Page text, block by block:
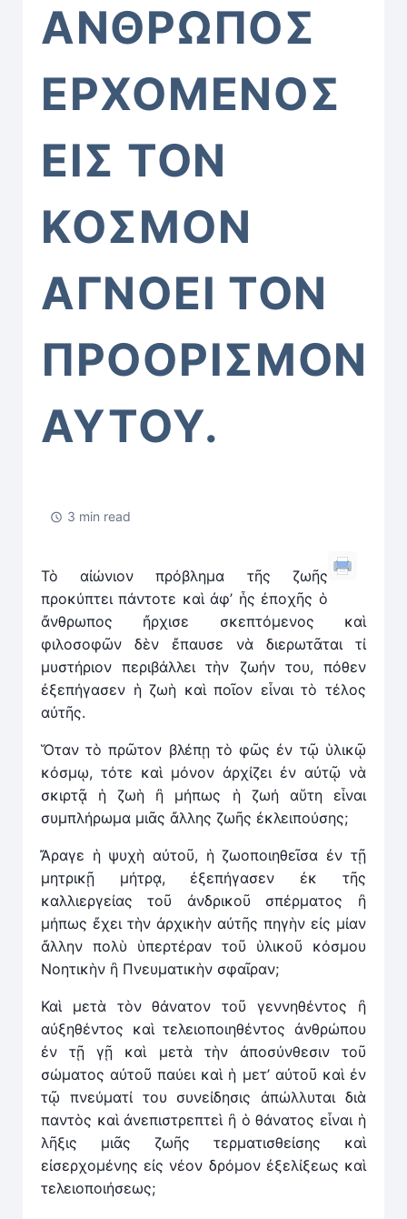
ἌΝΘΡΩΠΟΣ
ἘΡΧΌΜΕΝΟΣ
ΕἸΣ ΤῸΝ
ΚΌΣΜΟΝ
ἈΓΝΟΕΙ͂ ΤῸΝ
ΠΡΟΟΡΙΣΜῸΝ
ΑΥ̓ΤΟΥ͂.
3 min read
Τὸ αἰώνιον πρόβλημα τῆς ζωῆς
προκύπτει πάντοτε καὶ ἀφ’ ἧς ἐποχῆς ὁ
ἄνθρωπος ἤρχισε σκεπτόμενος καὶ
φιλοσοφῶν δὲν ἔπαυσε νὰ διερωτᾶται τί
μυστήριον περιβάλλει τὴν ζωήν του, πόθεν
ἐξεπήγασεν ἡ ζωὴ καὶ ποῖον εἶναι τὸ τέλος
αὐτῆς.
Ὅταν τὸ πρῶτον βλέπῃ τὸ φῶς ἐν τῷ ὑλικῷ
κόσμῳ, τότε καὶ μόνον ἀρχίζει ἐν αὐτῷ νὰ
σκιρτᾷ ἡ ζωὴ ἢ μήπως ἡ ζωή αὕτη εἷναι
συμπλήρωμα μιᾶς ἄλλης ζωῆς ἐκλειπούσης;
Ἄραγε ἡ ψυχὴ αὐτοῦ, ἡ ζωοποιηθεῖσα ἐν τῇ
μητρικῇ μήτρᾳ, ἐξεπήγασεν ἐκ τῆς
καλλιεργείας τοῦ ἀνδρικοῦ σπέρματος ἢ
μήπως ἔχει τὴν ἀρχικὴν αὐτῆς πηγὴν εἰς μίαν
ἄλλην πολὺ ὑπερτέραν τοῦ ὑλικοῦ κόσμου
Νοητικὴν ἢ Πνευματικὴν σφαῖραν;
Καὶ μετὰ τὸν θάνατον τοῦ γεννηθέντος ἢ
αὐξηθέντος καὶ τελειοποιηθέντος ἀνθρώπου
ἐν τῇ γῇ καὶ μετὰ τὴν ἀποσύνθεσιν τοῦ
σώματος αὐτοῦ παύει καὶ ἡ μετ’ αὐτοῦ καὶ ἐν
τῷ πνεύματί του συνείδησις ἀπώλλυται διὰ
παντὸς καὶ ἀνεπιστρεπτεὶ ἢ ὁ θάνατος εἶναι ἡ
λῆξις μιᾶς ζωῆς τερματισθείσης καὶ
εἰσερχομένης εἰς νέον δρόμον ἐξελίξεως καὶ
τελειοποιήσεως;